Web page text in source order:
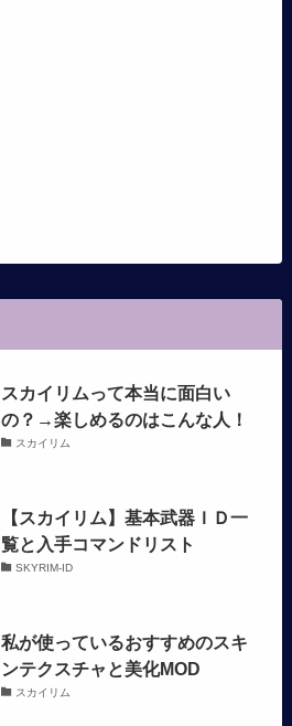
スカイリムって本当に面白い
の？→楽しめるのはこんな人！
スカイリム
【スカイリム】基本武器ＩＤ一
覧と入手コマンドリスト
SKYRIM-ID
私が使っているおすすめのスキ
ンテクスチャと美化MOD
スカイリム